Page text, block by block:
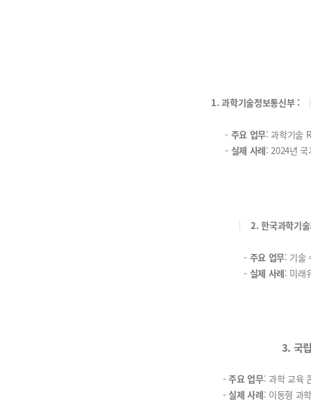
1. 과학기술정보통신부 :
- 주요 업무: 과학기술
- 실제 사례: 2024년 국
2. 한국과학기
- 주요 업무: 기술
- 실제 사례: 미래
3. 국
-주요 업무: 과학 교육
-실제 사례: 이동형 과